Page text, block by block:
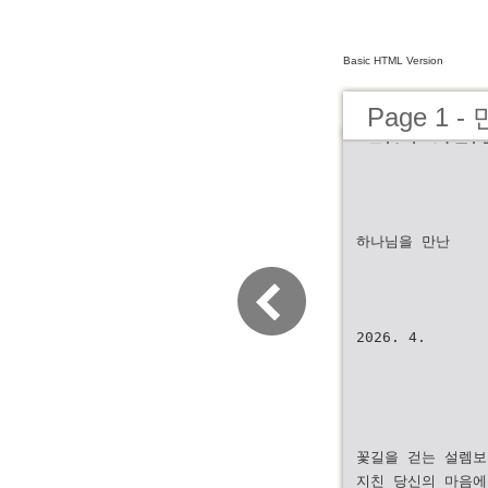
Basic HTML Version
Page 1 -
만난 사람
하나님을 만난
2026. 4.
꽃길을 걷는 설렘
지친 당신의 마음